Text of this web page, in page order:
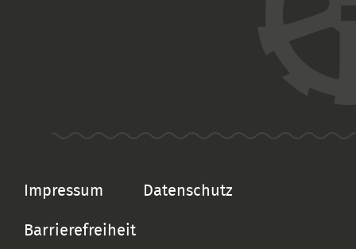
Impressum Datenschutz
Barrierefreiheit